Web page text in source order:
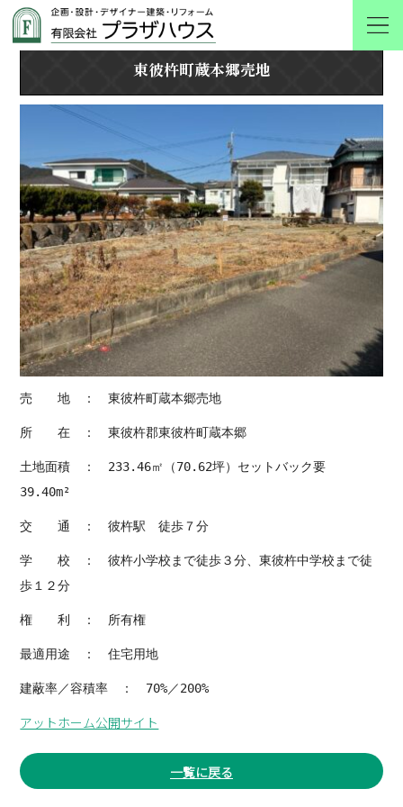
東彼杵町蔵本郷売地
東彼杵町蔵本郷売地
売 地 ： 東彼杵町蔵本郷売地
所 在 ： 東彼杵郡東彼杵町蔵本郷
土地面積 ： 233.46㎡（70.62坪）セットバック要
39.40m²
交 通 ： 彼杵駅 徒歩７分
学 校 ： 彼杵小学校まで徒歩３分、東彼杵中学校まで徒
歩１２分
権 利 ： 所有権
最適用途 ： 住宅用地
建蔽率／容積率 ： 70%／200%
アットホーム公開サイト
一覧に戻る